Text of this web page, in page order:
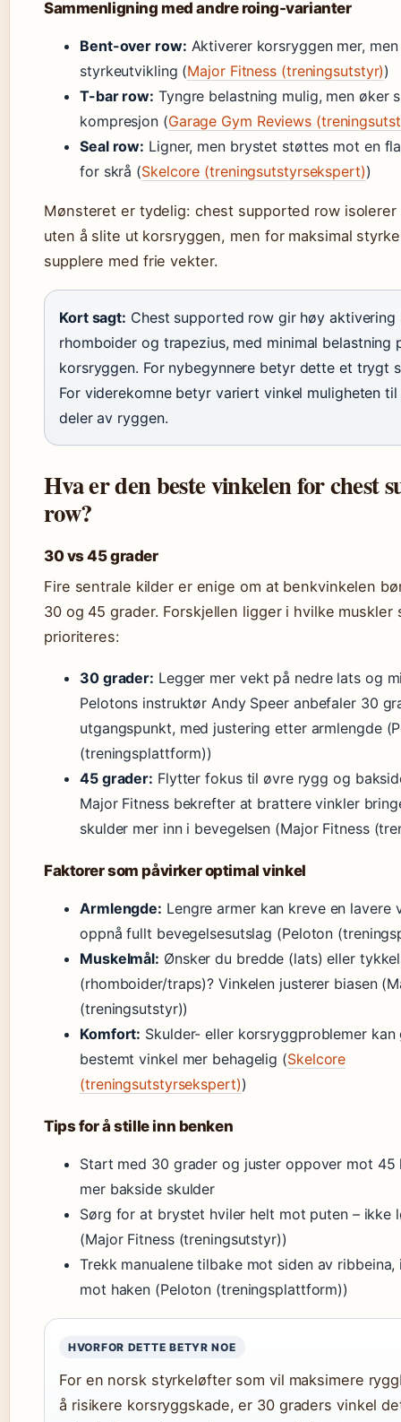
Sammenligning med andre roing-varianter
Bent-over row: Aktiverer korsryggen mer,
styrkeutvikling (Major Fitness (treningsutstyr))
T-bar row: Tyngre belastning mulig, men øker
kompresjon (Garage Gym Reviews
Seal row: Ligner, men brystet støttes mot en
for skrå (Skelcore (treningsutstyrsekspert))
Mønsteret er tydelig: chest supported row isolerer
uten å slite ut korsryggen, men for maksimal
supplere med frie vekter.
Kort sagt: Chest supported row gir høy aktivering
rhomboider og trapezius, med minimal belastning
korsryggen. For nybegynnere betyr dette et trygt
For viderekomne betyr variert vinkel muligheten
deler av ryggen.
Hva er den beste vinkelen for chest
row?
30 vs 45 grader
Fire sentrale kilder er enige om at benkvinkelen
30 og 45 grader. Forskjellen ligger i hvilke muskler
prioriteres:
30 grader: Legger mer vekt på nedre lats og
Pelotons instruktør Andy Speer anbefaler 30
utgangspunkt, med justering etter armlengde
(treningsplattform))
45 grader: Flytter fokus til øvre rygg og
Major Fitness bekrefter at brattere vinkler
skulder mer inn i bevegelsen (Major Fitness
Faktorer som påvirker optimal vinkel
Armlengde: Lengre armer kan kreve en lavere
oppnå fullt bevegelsesutslag (Peloton
Muskelmål: Ønsker du bredde (lats) eller
(rhomboider/traps)? Vinkelen justerer biasen
(treningsutstyr))
Komfort: Skulder- eller korsryggproblemer kan
bestemt vinkel mer behagelig (Skelcore
(treningsutstyrsekspert))
Tips for å stille inn benken
Start med 30 grader og juster oppover mot 45
mer bakside skulder
Sørg for at brystet hviler helt mot puten – ikke
(Major Fitness (treningsutstyr))
Trekk manualene tilbake mot siden av
mot haken (Peloton (treningsplattform))
HVORFOR DETTE BETYR NOE
For en norsk styrkeløfter som vil maksimere
å risikere korsryggskade, er 30 graders vinkel